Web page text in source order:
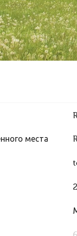
места